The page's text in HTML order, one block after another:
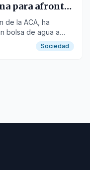
para afrontar
de la ACA, ha
bolsa de agua a
Sociedad